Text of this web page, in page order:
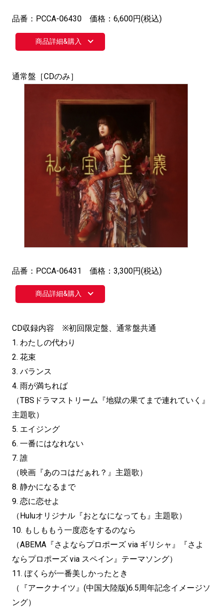
品番：PCCA-06430 価格：6,600円(税込)
商品詳細&購入
通常盤［CDのみ］
品番：PCCA-06431 価格：3,300円(税込)
商品詳細&購入
CD収録内容 ※初回限定盤、通常盤共通
1. わたしの代わり
2. 花束
3. バランス
4. 雨が満ちれば
（TBSドラマストリーム『地獄の果てまで連れていく』
主題歌）
5. エイジング
6. 一番にはなれない
7. 誰
（映画『あのコはだぁれ？』主題歌）
8. 静かになるまで
9. 恋に恋せよ
（Huluオリジナル『おとなになっても』主題歌）
10. もしももう一度恋をするのなら
（ABEMA『さよならプロポーズ via ギリシャ』『さよ
ならプロポーズ via スペイン』テーマソング）
11. ぼくらが一番美しかったとき
（『アークナイツ』(中国大陸版)6.5周年記念イメージソ
ング）